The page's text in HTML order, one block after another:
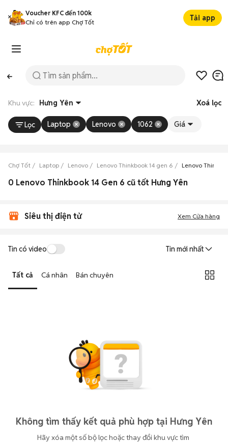
Voucher KFC đến 100k
Chỉ có trên app Chợ Tốt
Tải app
Khu vực: Hưng Yên Xoá lọc
Lọc Laptop Lenovo 1062 Giá
Chợ Tốt Laptop Lenovo Lenovo Thinkbook 14 gen 6 Lenovo
0 Lenovo Thinkbook 14 Gen 6 cũ tốt Hưng Yên
Siêu thị điện tử Xem Cửa hàng
Tin có video Tin mới nhất
Tất cả Cá nhân Bán chuyên
Không tìm thấy kết quả phù hợp tại Hưng Yên
Hãy xóa một số bộ lọc hoặc thay đổi khu vực tìm